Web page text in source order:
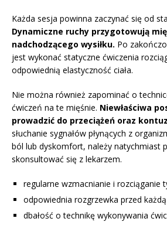
Każda sesja powinna zaczynać się od
Dynamiczne ruchy przygotowują
nadchodzącego wysiłku. Po
jest wykonać statyczne ćwiczenia
odpowiednią elastyczność ciała.
Nie można również zapominać o
ćwiczeń na te mięśnie. Niewłaściwa
prowadzić do przeciążeń oraz
słuchanie sygnałów płynących z
ból lub dyskomfort, należy natychmiast
skonsultować się z lekarzem.
regularne wzmacnianie i rozciąganie
odpowiednia rozgrzewka przed
dbałość o technikę wykonywania